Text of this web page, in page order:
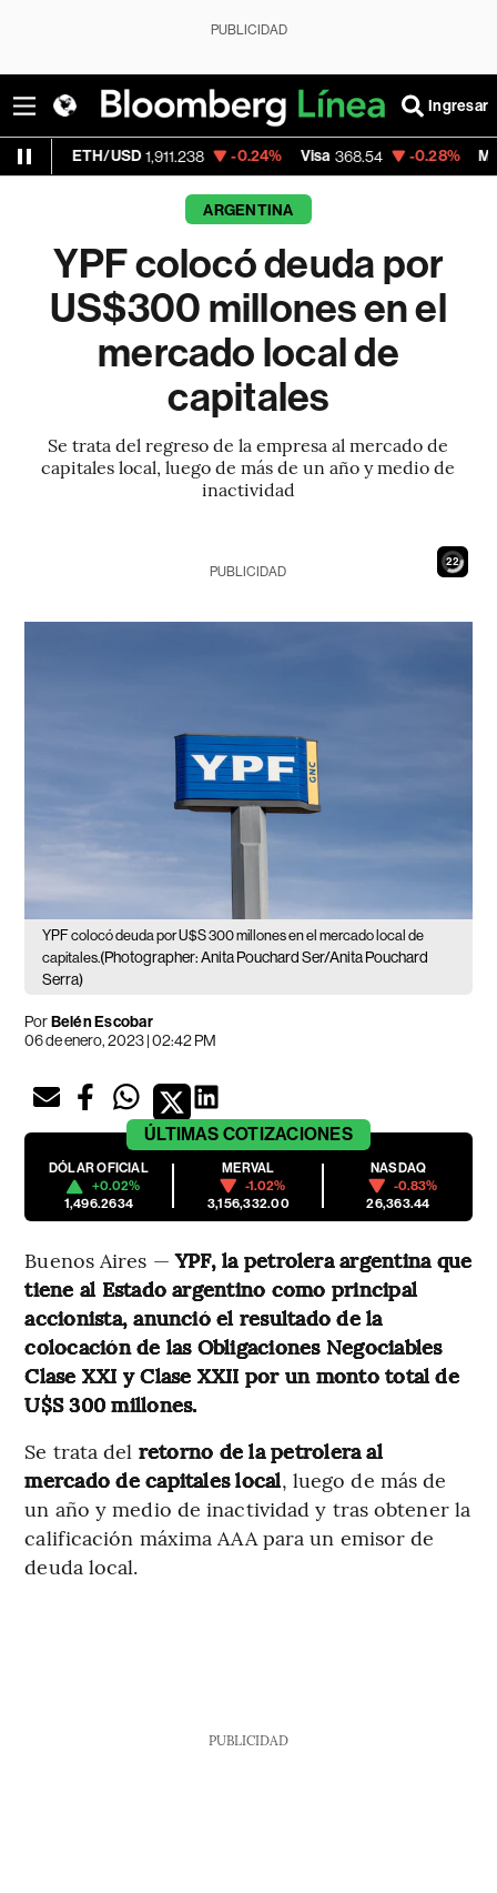
PUBLICIDAD
Ingresar
1,911.238 -0.24% Visa 368.54 -0.28% MercadoLibre
ARGENTINA
YPF colocó deuda por
US$300 millones en el
mercado local de
capitales
Se trata del regreso de la empresa al mercado de
capitales local, luego de más de un año y medio de
inactividad
21
PUBLICIDAD
YPF colocó deuda por U$S 300 millones en el mercado local de
capitales.(Photographer: Anita Pouchard Ser/Anita Pouchard
Serra)
PorBelén Escobar
06 de enero, 2023 | 02:42 PM
ÚLTIMAS COTIZACIONES
DÓLAR OFICIAL
+0.02%
1,496.2634
MERVAL
-1.02%
3,156,332.00
NASDAQ
-0.83%
26,363.44
Buenos Aires —YPF, la petrolera argentina que
tiene al Estado argentino como principal
accionista, anunció el resultado de la
colocación de las Obligaciones Negociables
Clase XXI y Clase XXII por un monto total de
U$S 300 millones.
Se trata del retorno de la petrolera al
mercado de capitales local, luego de más de
un año y medio de inactividad y tras obtener la
calificación máxima AAA para un emisor de
deuda local.
PUBLICIDAD